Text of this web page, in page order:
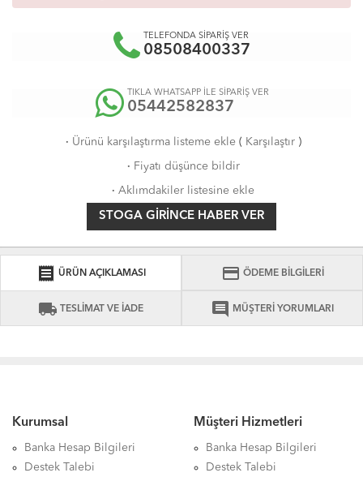
TELEFONDA SİPARİŞ VER
08508400337
TIKLA WHATSAPP İLE SİPARİŞ VER
05442582837
· Ürünü karşılaştırma listeme ekle( Karşılaştır)
· Fiyatı düşünce bildir
· Aklımdakiler listesine ekle
STOGA GIRINCE HABER VER
receipt ÜRÜN AÇIKLAMASI credit_card ÖDEME BİLGİLERİ
local_shipping TESLİMAT VE İADE comment MÜŞTERİ YORUMLARI
Kurumsal
Banka Hesap Bilgileri
Destek Talebi
Müşteri Hizmetleri
Banka Hesap Bilgileri
Destek Talebi